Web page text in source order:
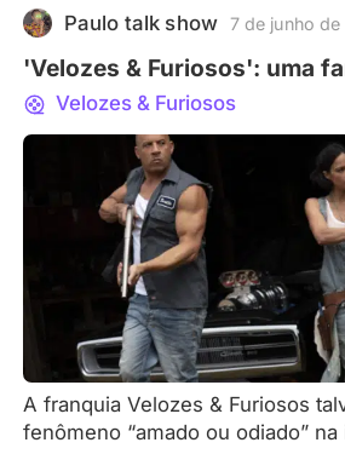
Paulo talk show 7 de junho
'Velozes & Furiosos': uma
Velozes & Furiosos
A franquia Velozes & Furiosos
fenômeno “amado ou odiado” na